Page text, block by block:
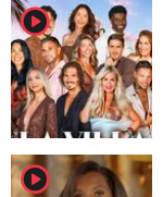
player2
player2